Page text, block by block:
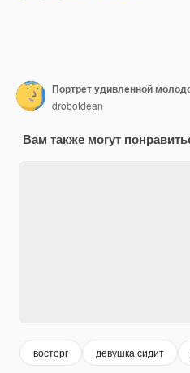
drobotdean
Вам также могут
восторг девушка сидит